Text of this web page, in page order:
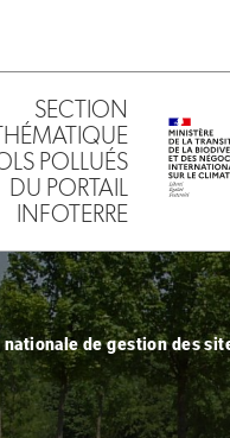
SECTION
POLLUÉS
DU PORTAIL
INFOTERRE
de gestion des